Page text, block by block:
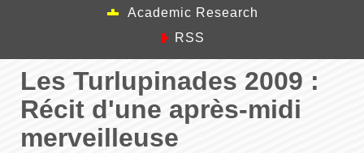
Academic Research
RSS
Les Turlupinades 2009 :
Récit d'une après-midi
merveilleuse